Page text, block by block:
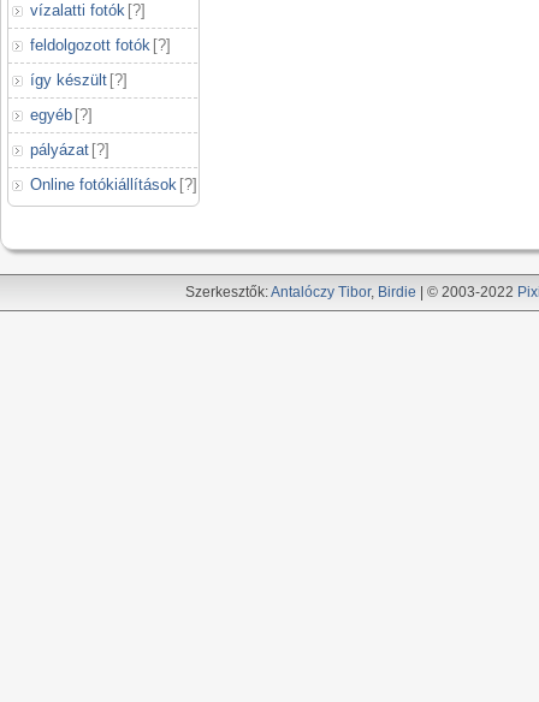
vízalatti fotók [?]
feldolgozott fotók [?]
így készült [?]
egyéb [?]
pályázat [?]
Online fotókiállítások [?]
Szerkesztők:Antalóczy Tibor, Birdie | © 2003-2022